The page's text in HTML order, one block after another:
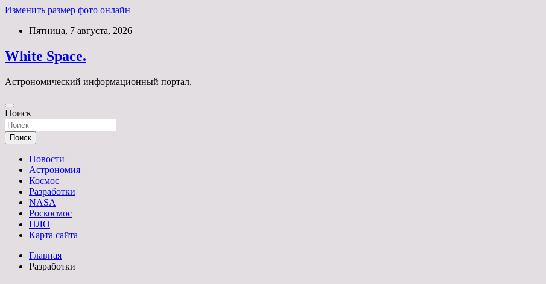
Изменить размер фото онлайн
Перейти
содержимому
Пятница, 7 августа, 2026
White Space.
Астрономический информационный портал.
Поиск
Поиск
Новости
Астрономия
Космос
Разработки
NASA
Роскосмос
НЛО
Карта сайта
Главная
Разработки